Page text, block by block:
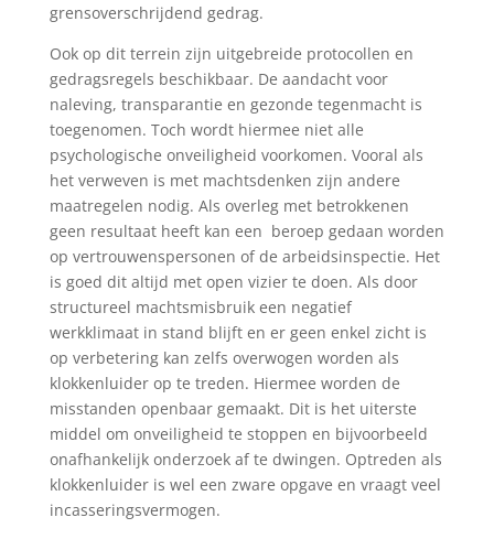
grensoverschrijdend gedrag.
Ook op dit terrein zijn uitgebreide protocollen en
gedragsregels beschikbaar. De aandacht voor
naleving, transparantie en gezonde tegenmacht is
toegenomen. Toch wordt hiermee niet alle
psychologische onveiligheid voorkomen. Vooral als
het verweven is met machtsdenken zijn andere
maatregelen nodig. Als overleg met betrokkenen
geen resultaat heeft kan een beroep gedaan worden
op vertrouwenspersonen of de arbeidsinspectie. Het
is goed dit altijd met open vizier te doen. Als door
structureel machtsmisbruik een negatief
werkklimaat in stand blijft en er geen enkel zicht is
op verbetering kan zelfs overwogen worden als
klokkenluider op te treden. Hiermee worden de
misstanden openbaar gemaakt. Dit is het uiterste
middel om onveiligheid te stoppen en bijvoorbeeld
onafhankelijk onderzoek af te dwingen. Optreden als
klokkenluider is wel een zware opgave en vraagt veel
incasseringsvermogen.